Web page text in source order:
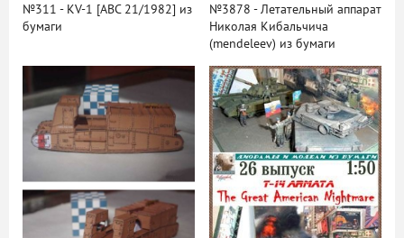
№311 - KV-1 [ABC 21/1982] из
бумаги
№3878 - Летательный аппарат
Николая Кибальчича
(mendeleev) из бумаги